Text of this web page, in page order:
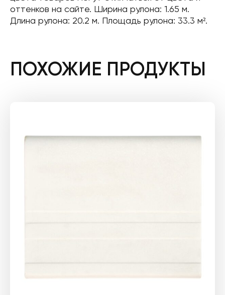
оттенков на сайте. Ширина рулона: 1.65 м.
Длина рулона: 20.2 м. Площадь рулона: 33.3 м².
ПОХОЖИЕ ПРОДУКТЫ